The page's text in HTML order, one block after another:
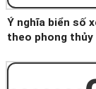
Ý nghĩa biển số
theo phong